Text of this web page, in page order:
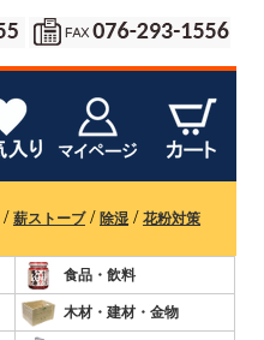
/ 薪ストーブ/ 除湿 / 花粉対策
食品・飲料
木材・建材・金物